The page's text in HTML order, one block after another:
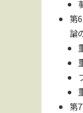
第
論
第